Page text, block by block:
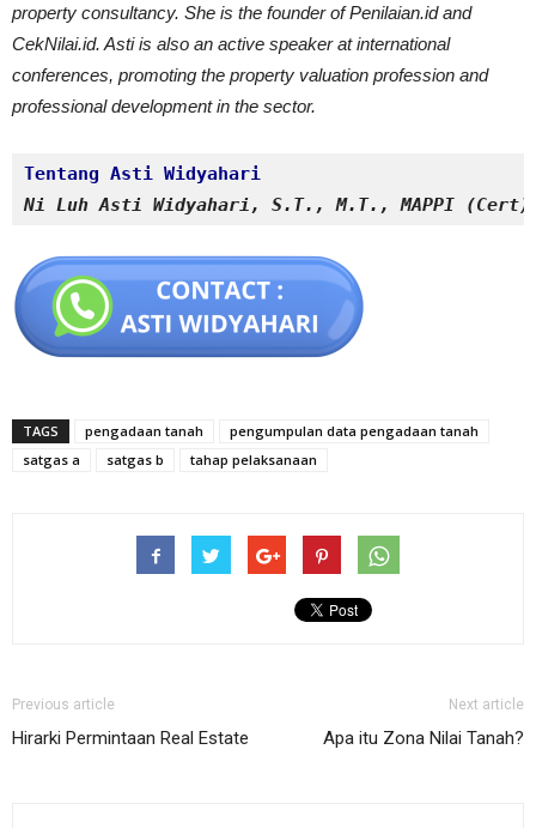
property consultancy. She is the founder of Penilaian.id and
CekNilai.id. Asti is also an active speaker at international
conferences, promoting the property valuation profession and
professional development in the sector.
Tentang Asti Widyahari
Ni Luh Asti Widyahari, S.T., M.T., MAPPI
TAGS pengadaan tanah
pengumpulan data pengadaan tanah
satgas a
satgas b tahap pelaksanaan
Previous article
Hirarki Permintaan Real Estate
Next article
Apa itu Zona Nilai Tanah?